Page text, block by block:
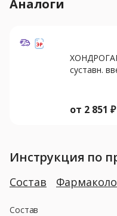
Аналоги
суставн.
от 2 851 ₽
Инструкция по
Состав
Состав